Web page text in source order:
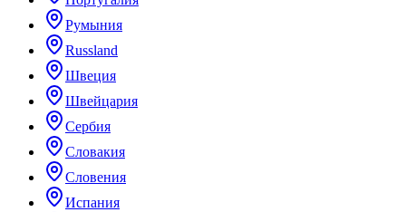
Румыния
Russland
Швеция
Швейцария
Сербия
Словакия
Словения
Испания